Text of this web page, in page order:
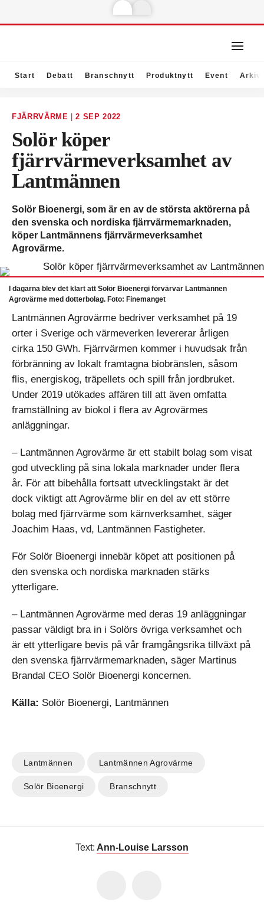
Start Debatt Branschnytt Produktnytt Event Arkiv
FJÄRRVÄRME 2 SEP 2022
Solör köper
fjärrvärmeverksamhet av
Lantmännen
Solör Bioenergi, som är en av de största aktörerna på
den svenska och nordiska fjärrvärmemarknaden,
köper Lantmännens fjärrvärmeverksamhet
Agrovärme.
I dagarna blev det klart att Solör Bioenergi förvärvar Lantmännen
Agrovärme med dotterbolag. Foto: Finemanget
Lantmännen Agrovärme bedriver verksamhet på 19
orter i Sverige och värmeverken levererar årligen
cirka 150 GWh. Fjärrvärmen kommer i huvudsak från
förbränning av lokalt framtagna biobränslen, såsom
flis, energiskog, träpellets och spill från jordbruket.
Under 2019 utökades affären till att även omfatta
framställning av biokol i flera av Agrovärmes
anläggningar.
– Lantmännen Agrovärme är ett stabilt bolag som visat
god utveckling på sina lokala marknader under flera
år. För att bibehålla fortsatt utvecklingstakt är det
dock viktigt att Agrovärme blir en del av ett större
bolag med fjärrvärme som kärnverksamhet, säger
Joachim Haas, vd, Lantmännen Fastigheter.
För Solör Bioenergi innebär köpet att positionen på
den svenska och nordiska marknaden stärks
ytterligare.
– Lantmännen Agrovärme med deras 19 anläggningar
passar väldigt bra in i Solörs övriga verksamhet och
är ett ytterligare bevis på vår framgångsrika tillväxt på
den svenska fjärrvärmemarknaden, säger Martinus
Brandal CEO Solör Bioenergi koncernen.
Källa: Solör Bioenergi, Lantmännen
Lantmännen Lantmännen Agrovärme
Solör Bioenergi Branschnytt
Text: Ann-Louise Larsson